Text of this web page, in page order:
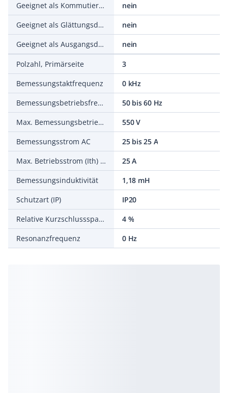
Geeignet als Kommutierungsdrossel
nein
Geeignet als Glättungsdrossel
nein
Geeignet als Ausgangsdrossel
nein
Polzahl, Primärseite
3
Bemessungstaktfrequenz
0 kHz
Bemessungsbetriebsfrequenz
50 bis 60 Hz
Max. Bemessungsbetriebsspannung Ue
550 V
Bemessungsstrom AC
25 bis 25 A
Max. Betriebsstrom (Ith) bei Betriebsspannung DC
25 A
Bemessungsinduktivität
1,18 mH
Schutzart (IP)
IP20
Relative Kurzschlussspannung Uk
4 %
Resonanzfrequenz
0 Hz